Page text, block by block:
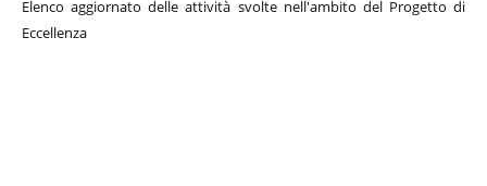
Elenco aggiornato delle attività svolte nell'ambito del Progetto di
Eccellenza